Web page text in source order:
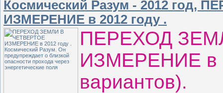
Космический Разум - 2012 год,
ИЗМЕРЕНИЕ в 2012 году .
ПЕРЕХОД
ИЗМЕРЕНИЕ в
вариантов).